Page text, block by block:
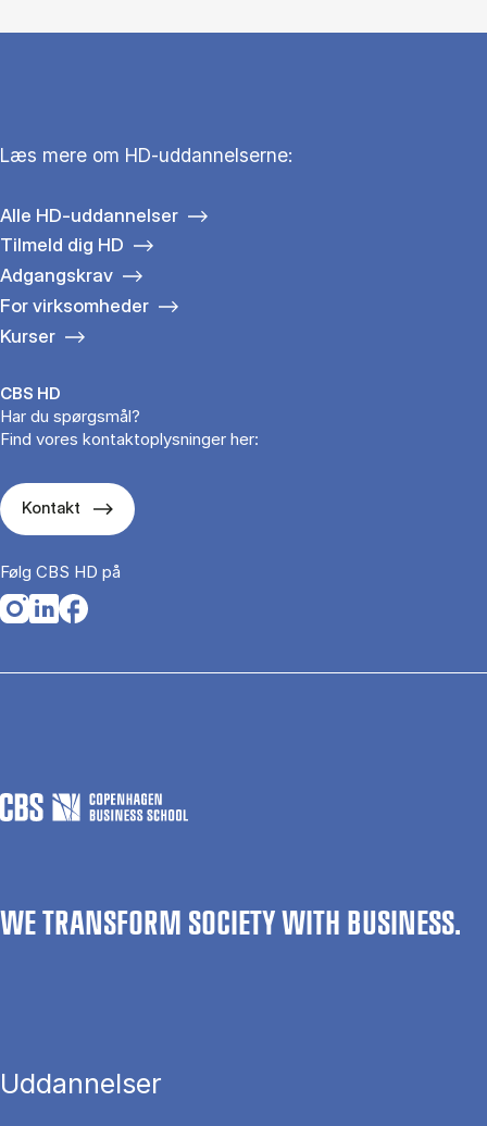
Læs mere om HD-uddannelserne:
Alle HD-uddannelser
Tilmeld dig HD
Adgangskrav
For virksomheder
Kurser
CBS HD
Har du spørgsmål?
Find vores kontaktoplysninger her:
Kontakt
Følg CBS HD på
Opens in a new tab
Opens in a new tab
Opens in a new tab
WE TRANSFORM SOCIETY WITH BUSINESS.
Uddannelser